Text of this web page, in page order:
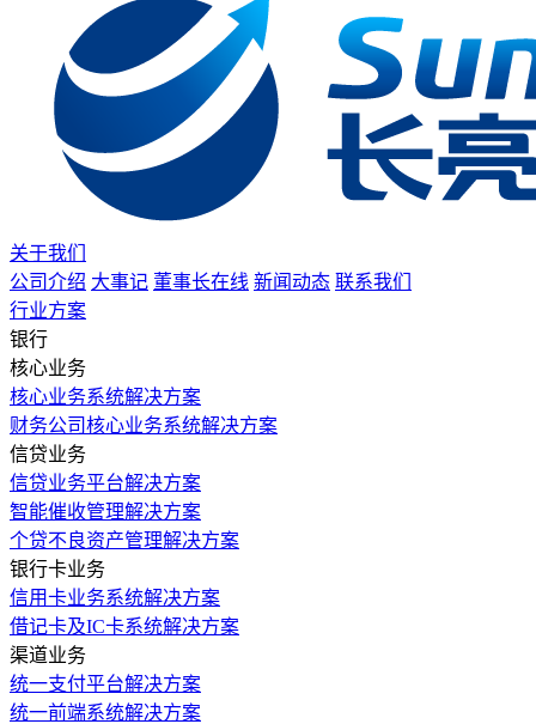
关于我们
公司介绍 大事记 董事长在线 新闻动态 联系我们
行业方案
银行
核心业务
核心业务系统解决方案
财务公司核心业务系统解决方案
信贷业务
信贷业务平台解决方案
智能催收管理解决方案
个贷不良资产管理解决方案
银行卡业务
信用卡业务系统解决方案
借记卡及IC卡系统解决方案
渠道业务
统一支付平台解决方案
统一前端系统解决方案